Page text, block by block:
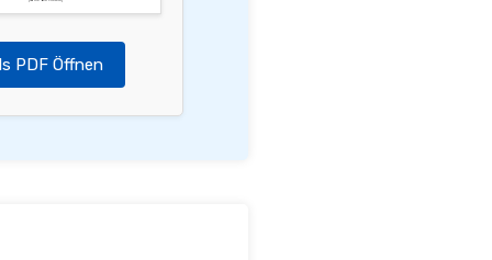
PDF Öffnen